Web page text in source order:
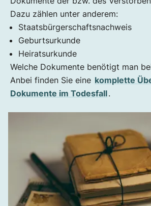
Dazu zählen unter anderem:
Staatsbürgerschaftsnachweis
Geburtsurkunde
Heiratsurkunde
Welche Dokumente benötigt man
Anbei finden Sie eine komplette
Dokumente im Todesfall.